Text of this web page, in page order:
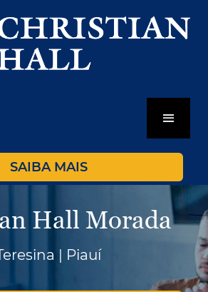
SAIBA MAIS
Hall Morada
| Piauí